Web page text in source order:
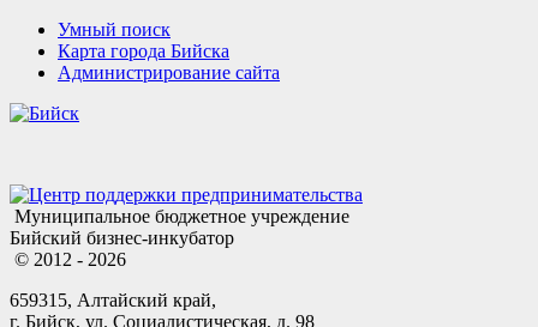
Умный поиск
Карта города Бийска
Администрирование сайта
Муниципальное бюджетное учреждение
Бийский бизнес-инкубатор
© 2012 - 2026
659315, Алтайский край,
г. Бийск, ул. Социалистическая, д. 98